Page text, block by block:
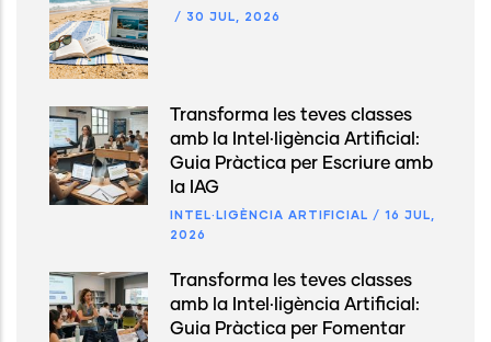
/ 30 JUL, 2026
Transforma les teves classes
amb la Intel·ligència Artificial:
Guia Pràctica per Escriure amb
la IAG
INTEL·LIGÈNCIA ARTIFICIAL / 16 JUL,
2026
Transforma les teves classes
amb la Intel·ligència Artificial:
Guia Pràctica per Fomentar